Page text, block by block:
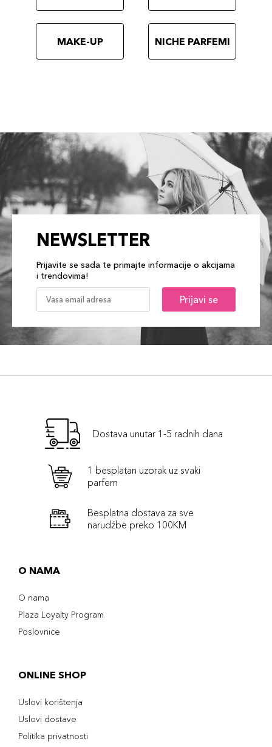
MAKE-UP NICHE PARFEMI
NEWSLETTER
Prijavite se sada te primajte informacije o akcijama
i trendovima!
Prijavi se
Dostava unutar 1-5 radnih dana
1 besplatan uzorak uz svaki
parfem
Besplatna dostava za sve
narudźbe preko 100KM
O NAMA
O nama
Plaza Loyalty Program
Poslovnice
ONLINE SHOP
Uslovi korištenja
Uslovi dostave
Politika privatnosti